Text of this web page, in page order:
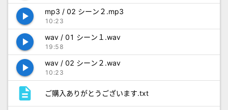
play_arrow mp3 / 02 シーン２.mp3
10:23
play_arrow wav / 01 シーン１.wav
19:58
play_arrow wav / 02 シーン２.wav
10:23
description ご購入ありがとうございます.txt